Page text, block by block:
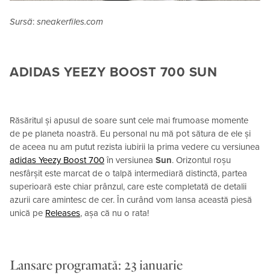
Sursă: sneakerfiles.com
ADIDAS YEEZY BOOST 700 SUN
Răsăritul și apusul de soare sunt cele mai frumoase momente
de pe planeta noastră. Eu personal nu mă pot sătura de ele și
de aceea nu am putut rezista iubirii la prima vedere cu versiunea
adidas Yeezy Boost 700 în versiunea Sun. Orizontul roșu
nesfârșit este marcat de o talpă intermediară distinctă, partea
superioară este chiar prânzul, care este completată de detalii
azurii care amintesc de cer. În curând vom lansa această piesă
unică pe Releases, așa că nu o rata!
Lansare programată: 23 ianuarie